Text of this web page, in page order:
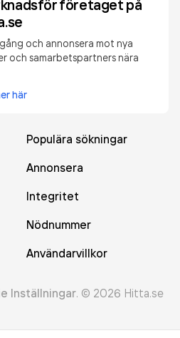
företaget på
och annonsera mot nya
och samarbetspartners nära
här
Populära sökningar
Annonsera
Integritet
Nödnummer
Användarvillkor
Inställningar. © 2026 Hitta.se